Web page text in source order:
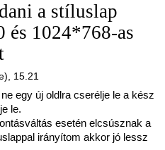
a stíluslap
és 1024*768-as
15.21
egy új oldlra cserélje le a kész
le.
esetén elcsúsznak a
irányítom akkor jó lessz